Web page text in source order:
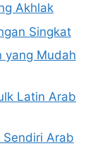
Akhlak
Singkat
yang Mudah
Latin Arab
Sendiri Arab